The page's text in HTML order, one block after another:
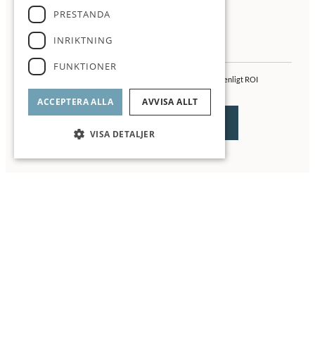
Jag samtycker till behandling av mina personuppgifter enligt ROI
integritetspolicy
PRESTANDA
INRIKTNING
FUNKTIONER
ACCEPTERA ALLA AVVISA ALLT
VISA DETALJER